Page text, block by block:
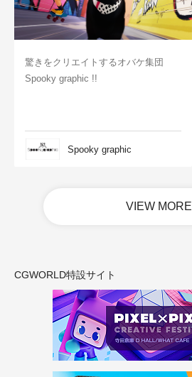
驚きをクリエイトするオバケ集団
Spooky graphic !!
Spooky graphic
VIEW MORE
CGWORLD特設サイト